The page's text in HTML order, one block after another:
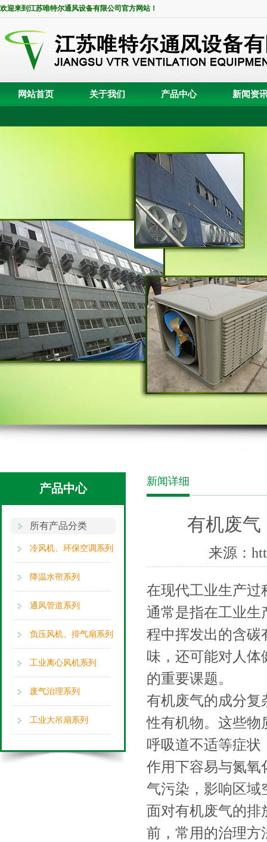
欢迎来到江苏唯特尔通风设备有限公司官方网站！
网站首页 关于我们 产品中心 新闻资
产品中心
所有产品分类
冷风机、环保空调系列
降温水帘系列
通风管道系列
负压风机、排气扇系列
工业离心风机系列
废气治理系列
工业大吊扇系列
新闻详细
有机废气
来源：
在现代工业生产过
通常是指在工业生
程中挥发出的含碳
味，还可能对人体
的重要课题。
有机废气的成分复
性有机物。这些物
呼吸道不适等症状
作用下容易与氮氧
气污染，影响区域
面对有机废气的排
前，常用的治理方